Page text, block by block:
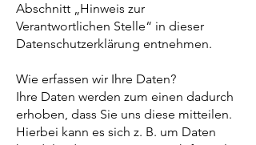
Abschnitt „Hinweis zur
Verantwortlichen Stelle“ in dieser
Datenschutzerklärung entnehmen.
Wie erfassen wir Ihre Daten?
Ihre Daten werden zum einen dadurch
erhoben, dass Sie uns diese mitteilen.
Hierbei kann es sich z. B. um Daten